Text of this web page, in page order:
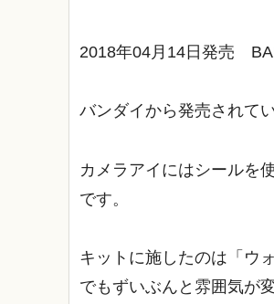
2018年04月14日発売
バンダイから発売されて
カメラアイにはシールを
です。
キットに施したのは「ウ
でもずいぶんと雰囲気が